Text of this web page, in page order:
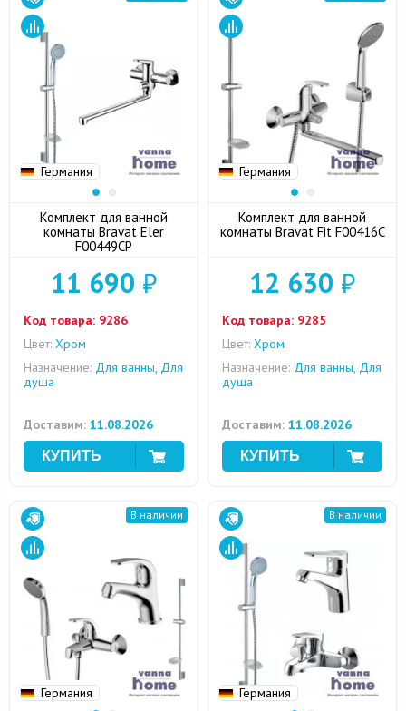
Германия
Комплект для ванной
комнаты Bravat Eler
F00449CP
11 690 ₽
Код товара: 9286
Цвет: Хром
Назначение: Для ванны, Для
душа
Доставим: 11.08.2026
Германия
Комплект для ванной
комнаты Bravat Fit F00416C
12 630 ₽
Код товара: 9285
Цвет: Хром
Назначение: Для ванны, Для
душа
Доставим: 11.08.2026
Германия
В наличии
Германия
В наличии